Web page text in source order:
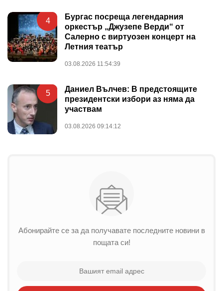
4
Бургас посреща легендарния
оркестър „Джузепе Верди“ от
Салерно с виртуозен концерт на
Летния театър
03.08.2026 11:54:39
5
Даниел Вълчев: В предстоящите
президентски избори аз няма да
участвам
03.08.2026 09:14:12
Абонирайте се за да получавате последните новини в
пощата си!